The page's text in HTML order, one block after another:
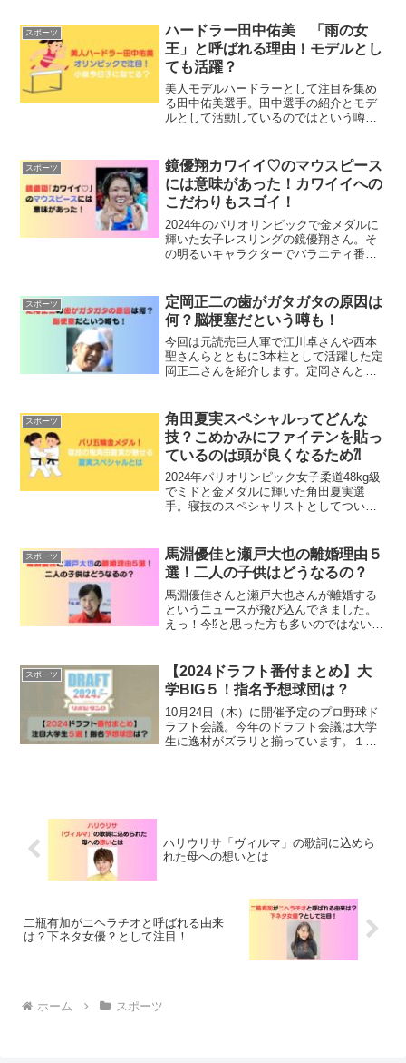
スポーツ
ハードラー田中佑美 「雨の女
王」と呼ばれる理由！モデルとし
ても活躍？
美人モデルハードラーとして注目を集め
る田中佑美選手。田中選手の紹介とモデ
ルとして活動しているのではという噂に
スポーツ
鏡優翔カワイイ♡のマウスピース
には意味があった！カワイイへの
こだわりもスゴイ！
2024年のパリオリンピックで金メダルに
輝いた女子レスリングの鏡優翔さん。そ
の明るいキャラクターでバラエティ番組
スピースに書いてある文字「カワイイ
♡！」面白いということで話題になりま
したが、ちゃんと意味がありました。
スポーツ
定岡正二の歯がガタガタの原因は
何？脳梗塞だという噂も！
今回は元読売巨人軍で江川卓さんや西本
聖さんらとともに3本柱として活躍した定
岡正二さんを紹介します。定岡さんとい
YouTube番組に出演した際の容姿が話題
になっています。その姿は前歯がガタガ
タになっていて滑舌も少し悪く視聴者か
ら心配の声が上がりました。その原因と
脳梗塞を患っているんじゃないかという
噂について調査します。
スポーツ
角田夏実スペシャルってどんな
技？こめかみにファイテンを貼っ
ているのは頭が良くなるため⁈
2024年パリオリンピック女子柔道48kg級
でミドと金メダルに輝いた角田夏実選
手。寝技のスペシャリストとしてついた
とはいったいどんな技なのか。
スポーツ
馬淵優佳と瀬戸大也の離婚理由５
選！二人の子供はどうなるの？
馬淵優佳さんと瀬戸大也さんが離婚する
というニュースが飛び込んできました。
えっ！今⁉️と思った方も多いのではないで
す。またお二人にはお子さんもいますの
でこれからお子さんはどうなるのでしょ
うか。
スポーツ
【2024ドラフト番付まとめ】大
学BIG５！指名予想球団は？
10月24日（木）に開催予定のプロ野球ド
ラフト会議。今年のドラフト会議は大学
生に逸材がズラリと揃っています。１巡
ハリウリサ「ヴィルマ」の歌詞に込めら
れた母への想いとは
二瓶有加がニヘラチオと呼ばれる由来
は？下ネタ女優？として注目！
ホーム スポーツ